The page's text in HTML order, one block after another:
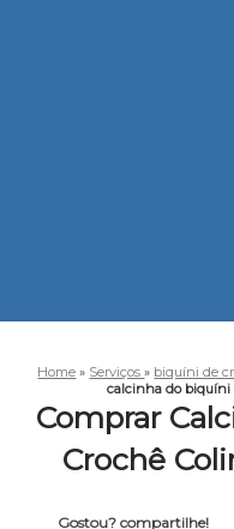
Home » Serviços» biquíni de
calcinha do biquíni
Comprar
Crochê
Gostou? compartilhe!